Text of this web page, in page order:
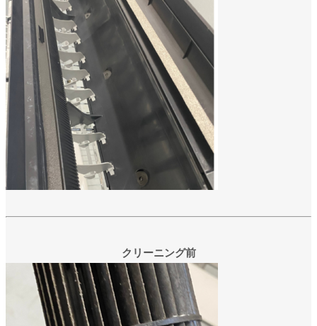
クリーニング前